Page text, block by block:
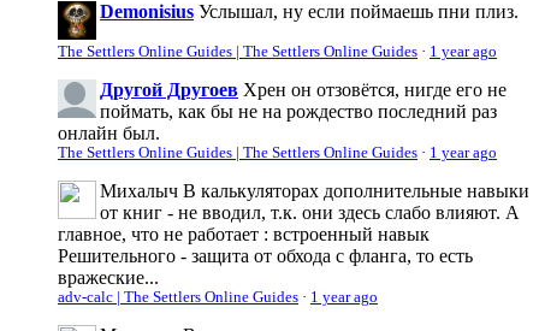
Demonisius Услышал, ну если поймаешь пни плиз.
The Settlers Online Guides | The Settlers Online Guides · 1 year ago
Другой Другоев Хрен он отзовётся, нигде его не
поймать, как бы не на рождество последний раз
онлайн был.
The Settlers Online Guides | The Settlers Online Guides · 1 year ago
Михалыч В калькуляторах дополнительные навыки
от книг - не вводил, т.к. они здесь слабо влияют. А
главное, что не работает : встроенный навык
Решительного - защита от обхода с фланга, то есть
вражеские...
adv-calc | The Settlers Online Guides · 1 year ago